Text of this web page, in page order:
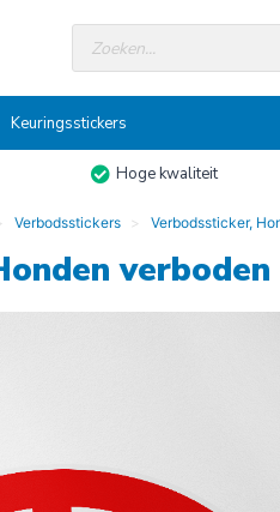
Producten
zoeken
Keuringsstickers
Hoge kwaliteit
Verbodsstickers Verbodssticker,